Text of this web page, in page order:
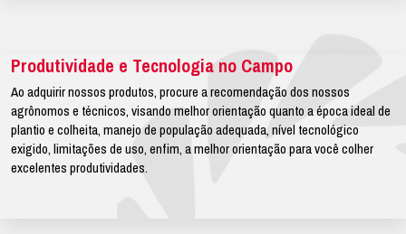
Produtividade e Tecnologia no Campo
Ao adquirir nossos produtos, procure a recomendação dos nossos
agrônomos e técnicos, visando melhor orientação quanto a época ideal de
plantio e colheita, manejo de população adequada, nível tecnológico
exigido, limitações de uso, enfim, a melhor orientação para você colher
excelentes produtividades.